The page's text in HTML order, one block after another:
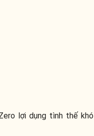
lợi dụng tình thế khó